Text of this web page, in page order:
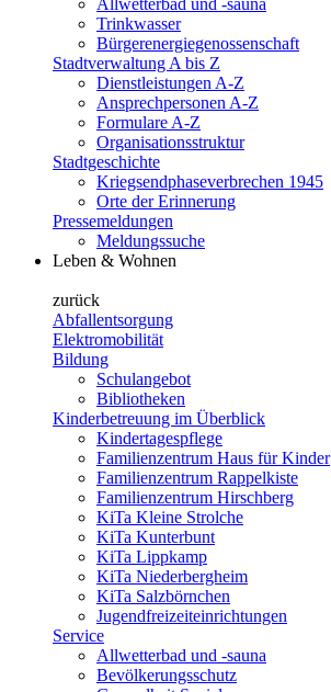
Trinkwasser
Bürgerenergiegenossenschaft
Stadtverwaltung A bis Z
Dienstleistungen A-Z
Ansprechpersonen A-Z
Formulare A-Z
Organisationsstruktur
Stadtgeschichte
Kriegsendphaseverbrechen 1945
Orte der Erinnerung
Pressemeldungen
Meldungssuche
Leben & Wohnen
zurück
Abfallentsorgung
Elektromobilität
Bildung
Schulangebot
Bibliotheken
Kinderbetreuung im Überblick
Kindertagespflege
Familienzentrum Haus für Kinder
Familienzentrum Rappelkiste
Familienzentrum Hirschberg
KiTa Kleine Strolche
KiTa Kunterbunt
KiTa Lippkamp
KiTa Niederbergheim
KiTa Salzbörnchen
Jugendfreizeiteinrichtungen
Service
Allwetterbad und -sauna
Bevölkerungsschutz